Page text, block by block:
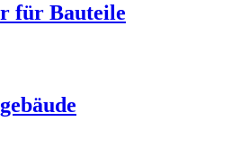
für Bauteile